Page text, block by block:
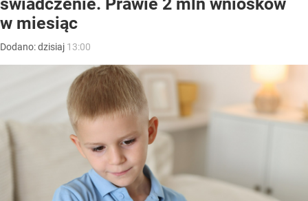
w miesiąc
Dodano:dzisiaj 13:00